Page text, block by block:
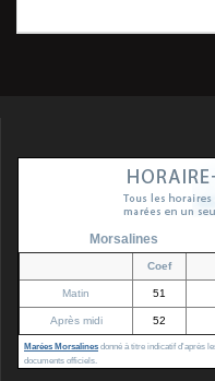
l’article
Morsalines
Coef
Matin 51
Après midi 52
Marées Morsalines donné à titre indicatif d'après
documents officiels.